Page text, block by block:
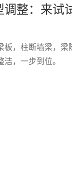
调整：来试
板，柱断墙梁，梁
洁，一步到位。